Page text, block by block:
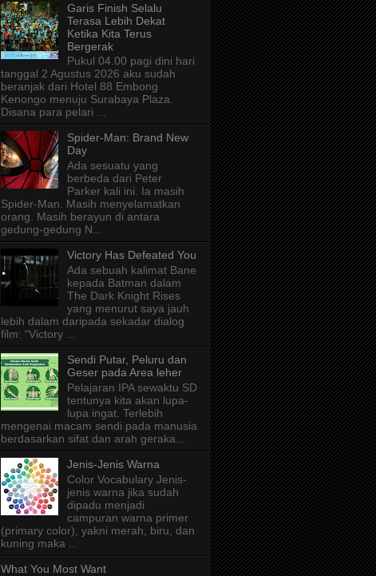
Garis Finish Selalu
Terasa Lebih Dekat
Ketika Kita Terus
Bergerak
Pukul 04.00 pagi dini hari
tanggal 2 Agustus 2026 aku sudah
beranjak dari Hotel 88 Embong
Kenongo menuju Surabaya Plaza.
Disana para pelari ...
Spider-Man: Brand New
Day
Ada sesuatu yang
berbeda dari Peter
Parker kali ini. Ia masih
Spider-Man. Masih menyelamatkan
orang. Masih berayun di antara
gedung-gedung N...
Victory Has Defeated You
Ada sebuah kalimat Bane
kepada Batman dalam
The Dark Knight Rises
yang menurut saya jauh
lebih dalam daripada sekadar dialog
film: “Victory ...
Sendi Putar, Peluru dan
Geser pada Area leher
Pelajaran IPA sewaktu SD
tentunya kita akan lupa-
lupa ingat. Terlebih
mengenai macam sendi pada manusia
berdasarkan sifat dan arah geraka...
Jenis-Jenis Warna
Color Vocabulary Jenis-
jenis warna jika sudah
dipadu menjadi
campuran warna primer
(primary color), yakni merah, biru, dan
kuning maka ...
What You Most Want